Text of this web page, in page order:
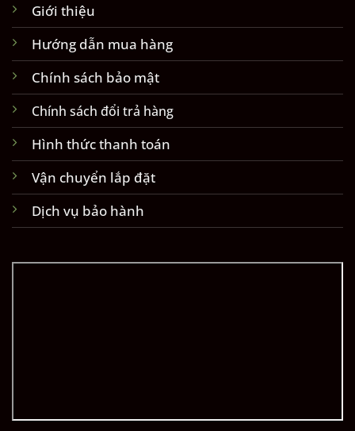
Giới thiệu
Hướng dẫn mua hàng
Chính sách bảo mật
Chính sách đổi trả hàng
Hình thức thanh toán
Vận chuyển lắp đặt
Dịch vụ bảo hành